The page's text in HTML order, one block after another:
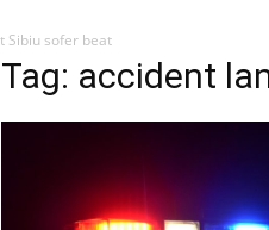
Sibiu sofer beat
Tag: accident